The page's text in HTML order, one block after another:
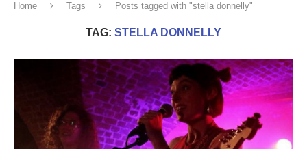
Home Tags Posts tagged with "stella donnelly"
TAG: STELLA DONNELLY